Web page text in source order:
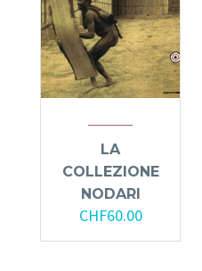
LA
COLLEZIONE
NODARI
CHF60.00